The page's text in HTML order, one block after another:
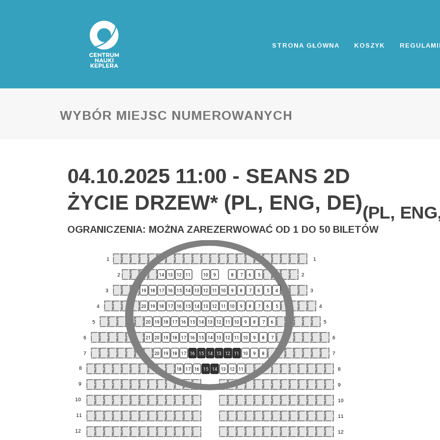
STRONA GŁÓWNA KOSZYK
WYBÓR MIEJSC NUMEROWANYCH
04.10.2025 11:00 - SEANS 2D
ŻYCIE DRZEW* (PL, ENG, DE)(PL,
OGRANICZENIA: MOŻNA ZAREZERWOWAĆ OD 1 DO 50 BILETÓW
1
2
3
4
5
6
7
8
9
10
11
12
1
2
3
4
5
6
7
8
9
10
11
12
14 13 12 11 10 9 8 7 6 5
19 18 17 16 15 14 13 12 11 10 9 8 7 6 5 4
20 19 18 17 16 15 14 13 12 11 10 9 8 7 6 5
20 19 18 17 16 15 14 13 12 11 10 9 8 7 6
21 20 19 18 17 16 15 14 13 12 11 10 9 8 7
20 19 18 17 16 15 14 13 12 11 10 9 8
18 17 16 15 14 13 12 11